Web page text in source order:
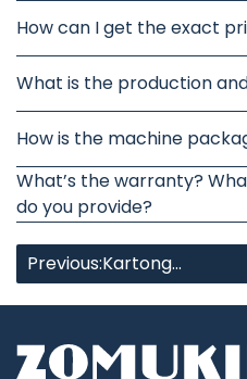
How can I get the exact
What is the production
How is the machine
What’s the warranty?
do you provide?
Previous:Kartong